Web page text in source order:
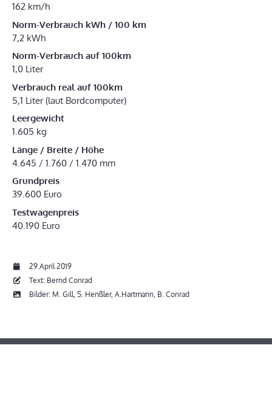
162 km/h
Norm-Verbrauch kWh / 100 km
7,2 kWh
Norm-Verbrauch auf 100km
1,0 Liter
Verbrauch real auf 100km
5,1 Liter (laut Bordcomputer)
Leergewicht
1.605 kg
Länge / Breite / Höhe
4.645 / 1.760 / 1.470 mm
Grundpreis
39.600 Euro
Testwagenpreis
40.190 Euro
29.April 2019
Text: Bernd Conrad
Bilder: M. Gill, S. Henßler, A.Hartmann, B. Conrad